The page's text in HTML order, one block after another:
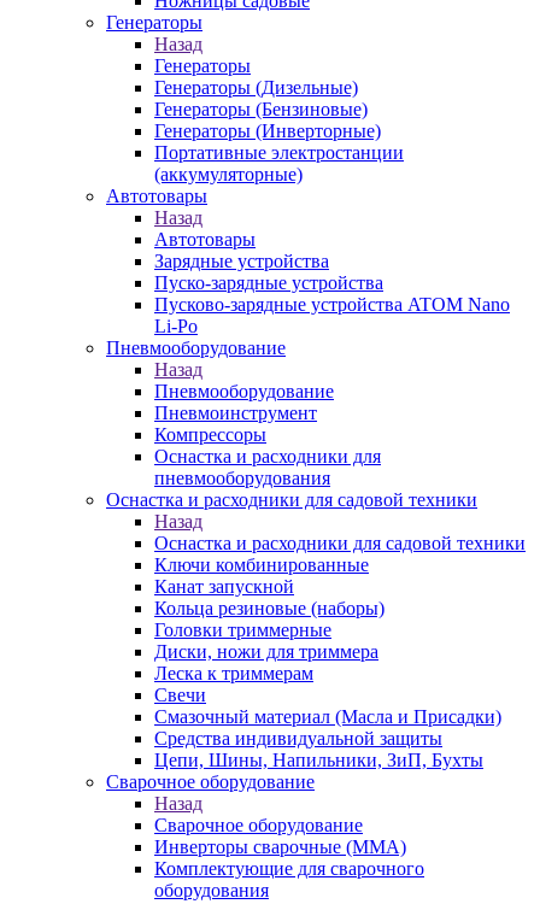
Генераторы
Назад
Генераторы
Генераторы (Дизельные)
Генераторы (Бензиновые)
Генераторы (Инверторные)
Портативные электростанции
(аккумуляторные)
Автотовары
Назад
Автотовары
Зарядные устройства
Пуско-зарядные устройства
Пусково-зарядные устройства ATOM Nano
Li-Po
Пневмооборудование
Назад
Пневмооборудование
Пневмоинструмент
Компрессоры
Оснастка и расходники для
пневмооборудования
Оснастка и расходники для садовой техники
Назад
Оснастка и расходники для садовой техники
Ключи комбинированные
Канат запускной
Кольца резиновые (наборы)
Головки триммерные
Диски, ножи для триммера
Леска к триммерам
Свечи
Смазочный материал (Масла и Присадки)
Средства индивидуальной защиты
Цепи, Шины, Напильники, ЗиП, Бухты
Сварочное оборудование
Назад
Сварочное оборудование
Инверторы сварочные (ММА)
Комплектующие для сварочного
оборудования